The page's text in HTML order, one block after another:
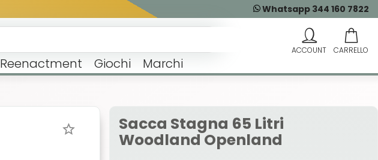
Whatsapp 344 160 7822
Reenactment Giochi Marchi
Sacca Stagna 65 Litri
Woodland Openland